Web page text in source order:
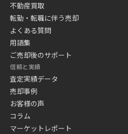
不動産買取
転勤・転職に伴う売却
よくある質問
用語集
ご売却後のサポート
信頼と実績
査定実績データ
売却事例
お客様の声
コラム
マーケットレポート